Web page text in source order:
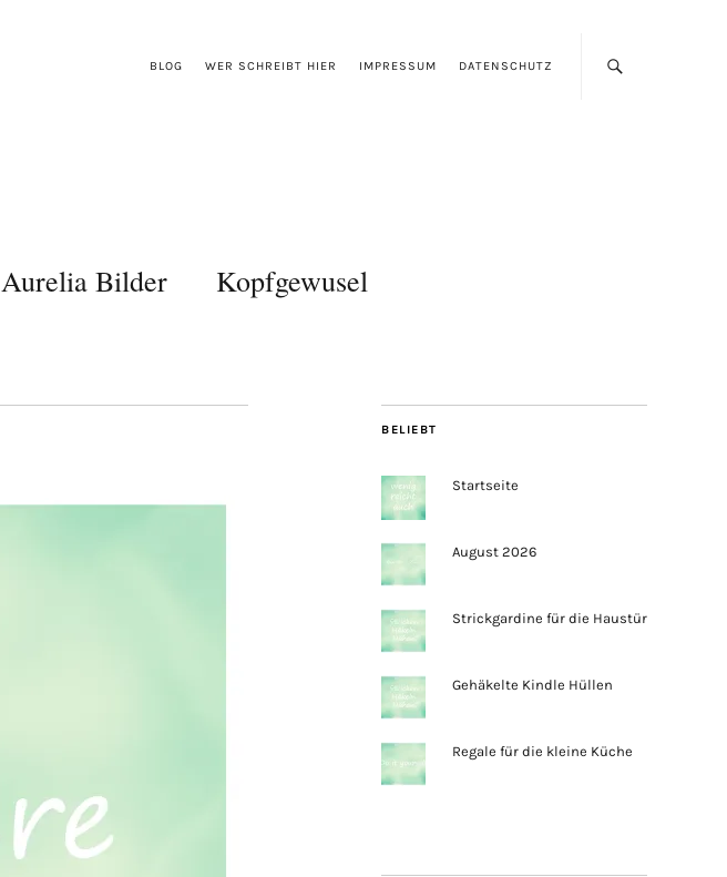
BLOG WER SCHREIBT HIER IMPRESSUM DATENSCHUTZ
Aurelia Bilder Kopfgewusel
BELIEBT
Startseite
August 2026
Strickgardine für die Haustür
Gehäkelte Kindle Hüllen
Regale für die kleine Küche